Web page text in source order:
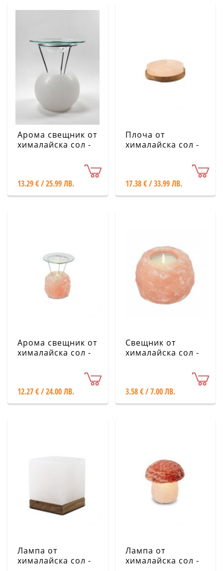
Арома свещник от
хималайска сол -
13.29 € / 25.99 ЛВ.
Плоча от
хималайска сол -
17.38 € / 33.99 ЛВ.
Арома свещник от
хималайска сол -
12.27 € / 24.00 ЛВ.
Свещник от
хималайска сол -
3.58 € / 7.00 ЛВ.
Лампа от
хималайска сол -
Лампа от
хималайска сол -